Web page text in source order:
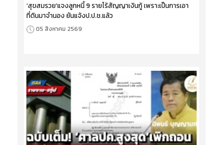
‘สุขสมรวย’แจงลูกหนี้ 9 รายไร้สัญญาเงินกู้ เพราะเป็นการเอา
ที่ดินมาจำนอง ยันแจ้งป.ป.ช.แล้ว
05 สิงหาคม 2569